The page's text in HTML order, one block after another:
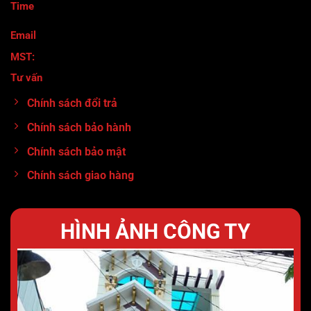
Time
Email
MST:
Tư vấn
Chính sách đổi trả
Chính sách bảo hành
Chính sách bảo mật
Chính sách giao hàng
HÌNH ẢNH CÔNG TY